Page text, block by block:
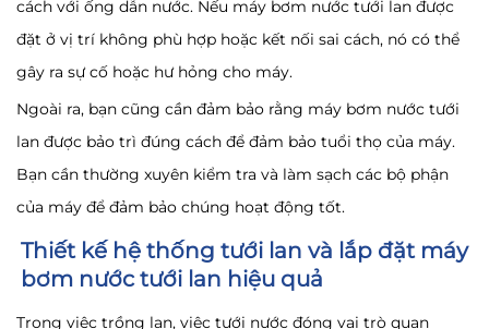
cách với ống dẫn nước. Nếu máy bơm nước tưới lan được
đặt ở vị trí không phù hợp hoặc kết nối sai cách, nó có thể
gây ra sự cố hoặc hư hỏng cho máy.
Ngoài ra, bạn cũng cần đảm bảo rằng máy bơm nước tưới
lan được bảo trì đúng cách để đảm bảo tuổi thọ của máy.
Bạn cần thường xuyên kiểm tra và làm sạch các bộ phận
của máy để đảm bảo chúng hoạt động tốt.
Thiết kế hệ thống tưới lan và lắp đặt máy
bơm nước tưới lan hiệu quả
Trong việc trồng lan, việc tưới nước đóng vai trò quan